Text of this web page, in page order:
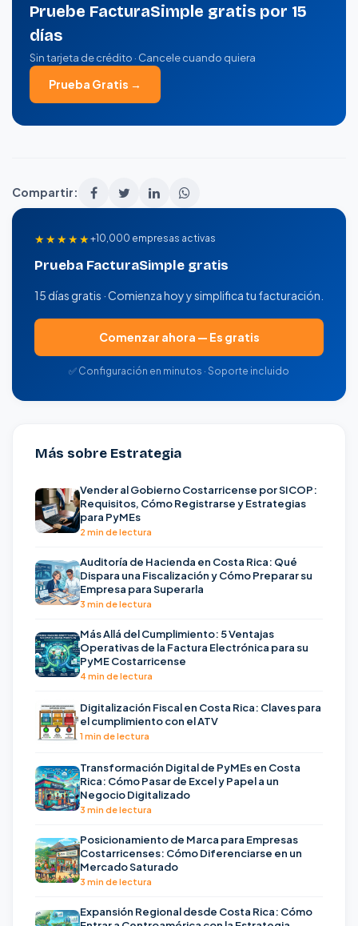
Pruebe FacturaSimple gratis por 15
días
Sin tarjeta de crédito · Cancele cuando quiera
Prueba Gratis →
Compartir:
★★★★★+10,000 empresas activas
Prueba FacturaSimple gratis
15 días gratis · Comienza hoy y simplifica tu facturación.
Comenzar ahora — Es gratis
✅ Configuración en minutos · Soporte incluido
Más sobre Estrategia
Vender al Gobierno Costarricense por SICOP:
Requisitos, Cómo Registrarse y Estrategias
para PyMEs
2 min de lectura
Auditoría de Hacienda en Costa Rica: Qué
Dispara una Fiscalización y Cómo Preparar su
Empresa para Superarla
3 min de lectura
Más Allá del Cumplimiento: 5 Ventajas
Operativas de la Factura Electrónica para su
PyME Costarricense
4 min de lectura
Digitalización Fiscal en Costa Rica: Claves para
el cumplimiento con el ATV
1 min de lectura
Transformación Digital de PyMEs en Costa
Rica: Cómo Pasar de Excel y Papel a un
Negocio Digitalizado
3 min de lectura
Posicionamiento de Marca para Empresas
Costarricenses: Cómo Diferenciarse en un
Mercado Saturado
3 min de lectura
Expansión Regional desde Costa Rica: Cómo